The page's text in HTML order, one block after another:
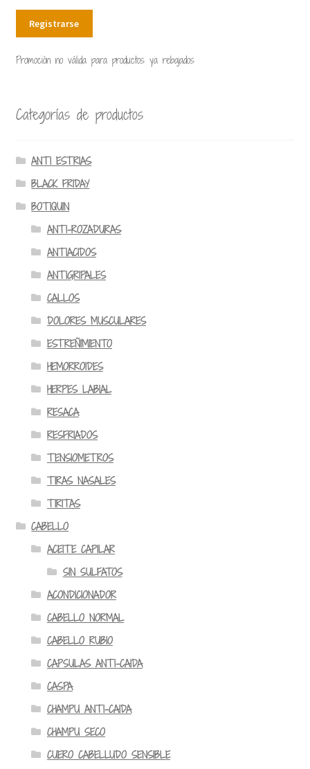
Registrarse
Promoción no válida para productos ya rebajados
Categorías de productos
ANTI ESTRIAS
BLACK FRIDAY
BOTIQUIN
ANTI-ROZADURAS
ANTIACIDOS
ANTIGRIPALES
CALLOS
DOLORES MUSCULARES
ESTREÑIMIENTO
HEMORROIDES
HERPES LABIAL
RESACA
RESFRIADOS
TENSIOMETROS
TIRAS NASALES
TIRITAS
CABELLO
ACEITE CAPILAR
SIN SULFATOS
ACONDICIONADOR
CABELLO NORMAL
CABELLO RUBIO
CAPSULAS ANTI-CAIDA
CASPA
CHAMPU ANTI-CAIDA
CHAMPU SECO
CUERO CABELLUDO SENSIBLE